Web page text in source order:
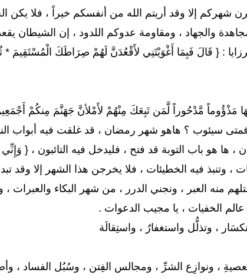
شهركم إلا وقد أريتم الله من أنفسكم خيراً ، فلا
والجهاد ، ومقاومة عدوكم اللدود ، إن
: { قَالَ فَبِمَا أَغْوَيْتَنِي لأَقْعُدَنَّ لَهُمْ صِرَاطَكَ الْمُسْتَقِيمَ
مَذْؤُوماً مَّدْحُوراً لَّمَن تَبِعَكَ مِنْهُمْ لأَمْلأنَّ جَهَنَّمَ مِنكُمْ
سيئوب ؟ هاهو شهر رمضان ، قد غلقت فيه أبواب
، ها هو باب التوبة قد فتح ، فليدخل فيه التائبون ، {
وتنبذ فيه الخطيئات ، فلا يخرجن هذا الشهر إلا وقد
منه العبر ، ونجني الدرر ، من شهر البكاء والعبرات ،
عالم الخفيات ، يا مجيب الدعوات .
، وتذلُّل واستغفارٌ ، واستِقالَة
، ونوازِع الشرِّ ، ومجالس الفِتن ، وسُبُل الفساد ،